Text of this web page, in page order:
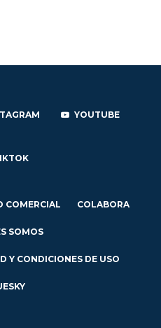
YOUTUBE
COMERCIAL COLABORA
SOMOS
Y CONDICIONES DE USO